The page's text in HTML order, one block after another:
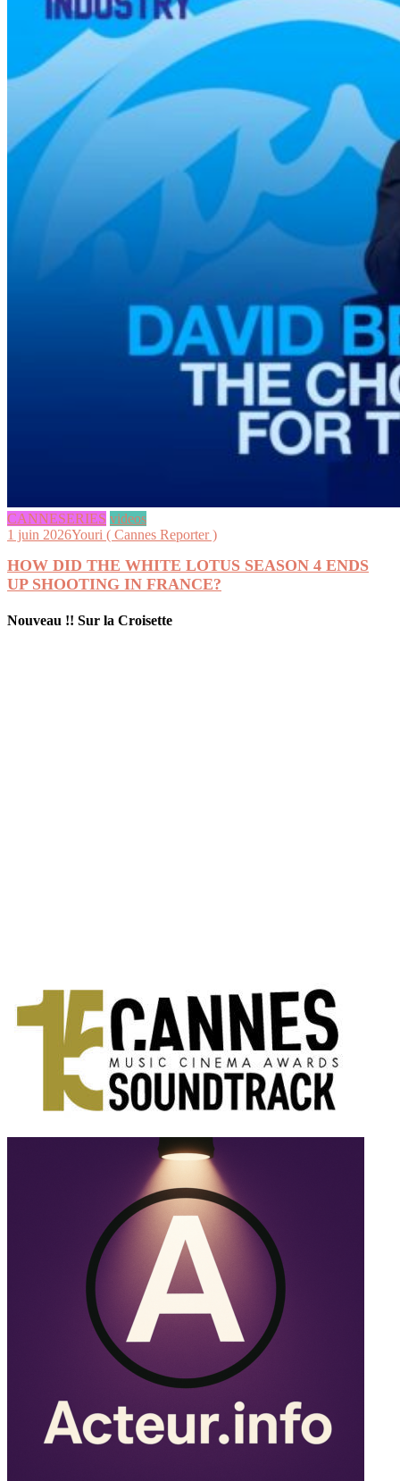
CANNESERIES videos
1 juin 2026Youri ( Cannes Reporter )
HOW DID THE WHITE LOTUS SEASON 4 ENDS
UP SHOOTING IN FRANCE?
Nouveau !! Sur la Croisette